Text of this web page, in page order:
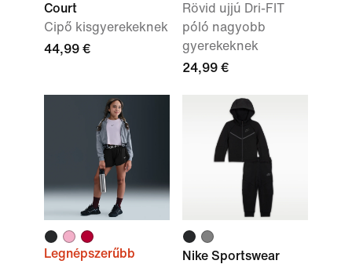
Court
Cipő kisgyerekeknek
44,99 €
Rövid ujjú Dri-FIT
póló nagyobb
gyerekeknek
24,99 €
Legnépszerűbb
Nike Sportswear